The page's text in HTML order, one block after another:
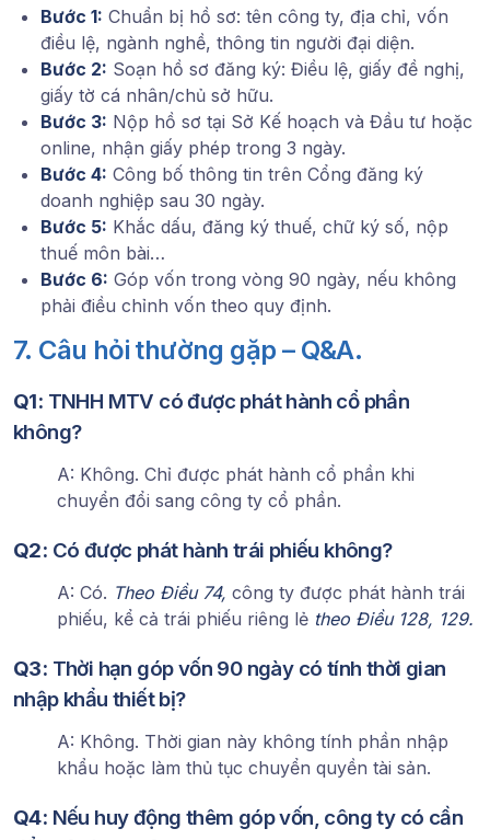
Bước 1: Chuẩn bị hồ sơ: tên công ty, địa chỉ, vốn
điều lệ, ngành nghề, thông tin người đại diện.
Bước 2: Soạn hồ sơ đăng ký: Điều lệ, giấy đề nghị,
giấy tờ cá nhân/chủ sở hữu.
Bước 3: Nộp hồ sơ tại Sở Kế hoạch và Đầu tư hoặc
online, nhận giấy phép trong 3 ngày.
Bước 4: Công bố thông tin trên Cổng đăng ký
doanh nghiệp sau 30 ngày.
Bước 5: Khắc dấu, đăng ký thuế, chữ ký số, nộp
thuế môn bài…
Bước 6: Góp vốn trong vòng 90 ngày, nếu không
phải điều chỉnh vốn theo quy định.
7. Câu hỏi thường gặp – Q&A.
Q1: TNHH MTV có được phát hành cổ phần
không?
A: Không. Chỉ được phát hành cổ phần khi
chuyển đổi sang công ty cổ phần.
Q2: Có được phát hành trái phiếu không?
A: Có. Theo Điều 74, công ty được phát hành trái
phiếu, kể cả trái phiếu riêng lẻ theo Điều 128, 129.
Q3: Thời hạn góp vốn 90 ngày có tính thời gian
nhập khẩu thiết bị?
A: Không. Thời gian này không tính phần nhập
khẩu hoặc làm thủ tục chuyển quyền tài sản.
Q4: Nếu huy động thêm góp vốn, công ty có cần